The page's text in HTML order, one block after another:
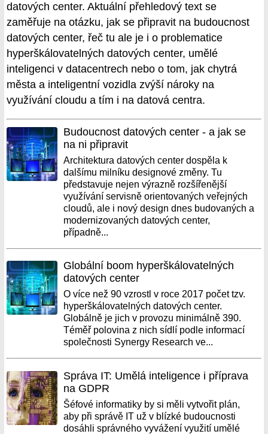
datových center. Aktuální přehledový text se
zaměřuje na otázku, jak se připravit na budoucnost
datových center, řeč tu ale je i o problematice
hyperškálovatelných datových center, umělé
inteligenci v datacentrech nebo o tom, jak chytrá
města a inteligentní vozidla zvýší nároky na
využívání cloudu a tím i na datová centra.
Budoucnost datových center - a jak se
na ni připravit
Architektura datových center dospěla k
dalšímu milníku designové změny. Tu
představuje nejen výrazně rozšířenější
využívání servisně orientovaných veřejných
cloudů, ale i nový design dnes budovaných a
modernizovaných datových center,
případně...
Globální boom hyperškálovatelných
datových center
O více než 90 vzrostl v roce 2017 počet tzv.
hyperškálovatelných datových center.
Globálně je jich v provozu minimálně 390.
Téměř polovina z nich sídlí podle informací
společnosti Synergy Research ve...
Správa IT: Umělá inteligence i příprava
na GDPR
Šéfové informatiky by si měli vytvořit plán,
aby při správě IT už v blízké budoucnosti
dosáhli správného vyvážení využití umělé